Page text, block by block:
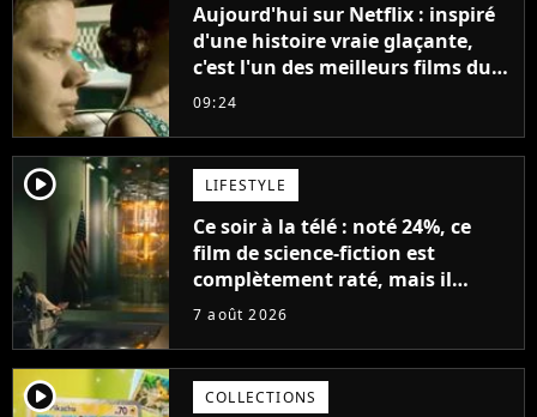
Aujourd'hui sur Netflix : inspiré
d'une histoire vraie glaçante,
c'est l'un des meilleurs films du
21ème siècle
09:24
player2 LIFESTYLE
Ce soir à la télé : noté 24%, ce
film de science-fiction est
complètement raté, mais il
aurait pu être encore pire à
7 août 2026
player2 COLLECTIONS